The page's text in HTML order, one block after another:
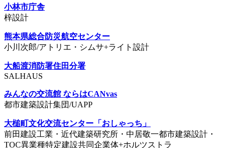
小林市庁舎
梓設計
熊本県総合防災航空センター
小川次郎/アトリエ・シムサ+ライト設計
大船渡消防署住田分署
SALHAUS
みんなの交流館 ならはCANvas
都市建築設計集団/UAPP
大槌町文化交流センター「おしゃっち」
前田建設工業・近代建築研究所・中居敬一都市建築設計・
TOC異業種特定建設共同企業体+ホルツストラ